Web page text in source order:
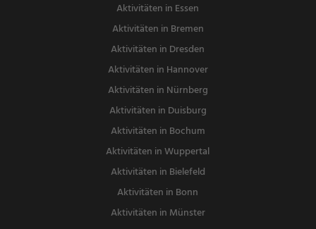
Aktivitäten in Essen
Aktivitäten in Bremen
Aktivitäten in Dresden
Aktivitäten in Hannover
Aktivitäten in Nürnberg
Aktivitäten in Duisburg
Aktivitäten in Bochum
Aktivitäten in Wuppertal
Aktivitäten in Bielefeld
Aktivitäten in Bonn
Aktivitäten in Münster